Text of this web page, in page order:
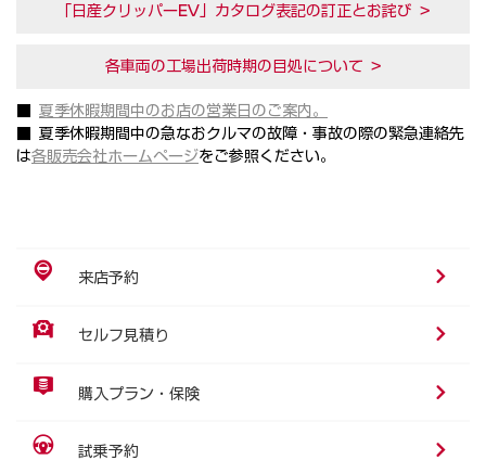
「日産クリッパーEV」カタログ表記の訂正とお詫び >
各車両の工場出荷時期の目処について >
夏季休暇期間中のお店の営業日のご案内。
■ 夏季休暇期間中の急なおクルマの故障・事故の際の緊急連絡先
は各販売会社ホームページをご参照ください。
来店予約
セルフ見積り
購入プラン・保険
試乗予約